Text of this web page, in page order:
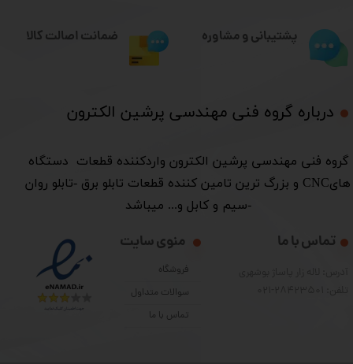
درباره گروه فنی مهندسی پرشین الکترون​​​​​​​
​گروه فنی مهندسی پرشین الکترون واردکننده قطعات دستگاه
هایCNC و بزرگ ترین تامین کننده قطعات تابلو برق -تابلو روان
-سیم و کابل و... میباشد
منوی سایت
فروشگاه
سوالات متداول
تماس با ما
تماس با ما
پشتیبانی و مشاوره ضمانت اصالت کالا